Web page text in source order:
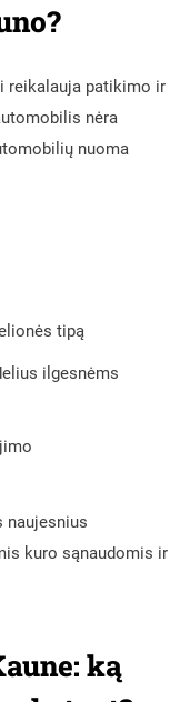
reikalauja patikimo ir
nėra
nuoma
tipą
ilgesnėms
naujesnius
kuro sąnaudomis ir
ką